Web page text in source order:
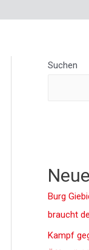
Suchen
Burg
braucht
Kampf